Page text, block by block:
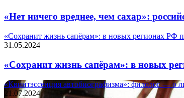
«Нет ничего вреднее, чем сахар»:
«Сохранит жизнь сапёрам»: в новых регионах РФ
31.05.2024
«Сохранит жизнь сапёрам»: в новых
«Квинтэссенция автобиографизма»: филолог — о
21.07.2024